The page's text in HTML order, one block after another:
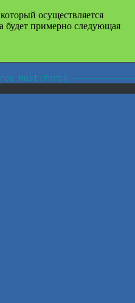
осуществляется
будет примерно следующая